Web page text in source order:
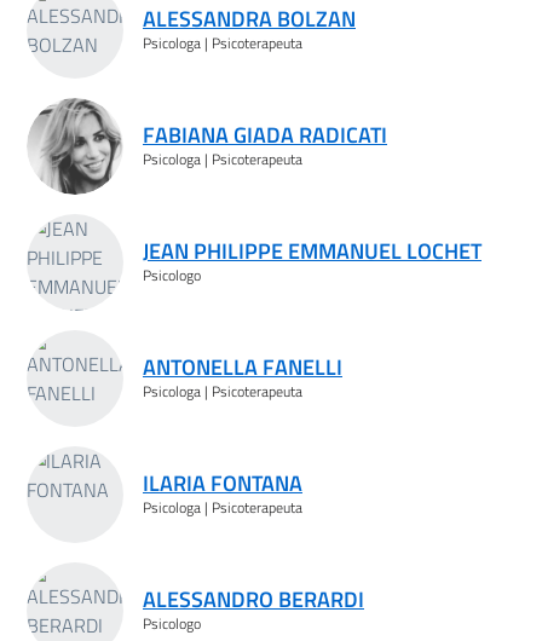
ALESSANDRA BOLZAN
Psicologa | Psicoterapeuta
FABIANA GIADA RADICATI
Psicologa | Psicoterapeuta
JEAN PHILIPPE EMMANUEL LOCHET
Psicologo
ANTONELLA FANELLI
Psicologa | Psicoterapeuta
ILARIA FONTANA
Psicologa | Psicoterapeuta
ALESSANDRO BERARDI
Psicologo